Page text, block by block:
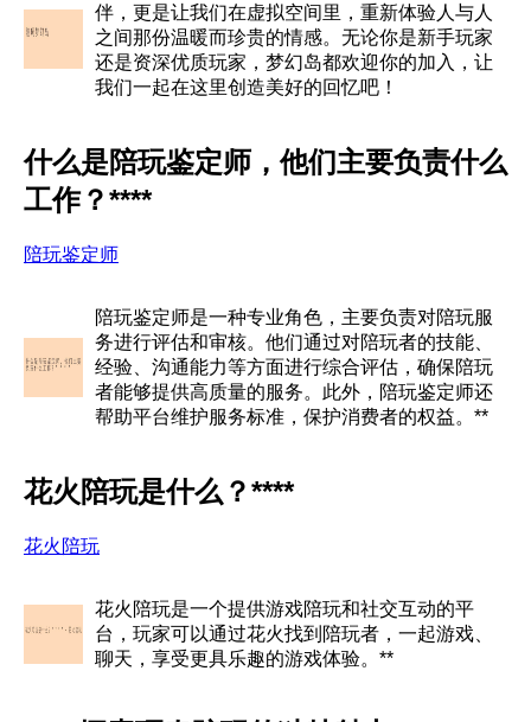
伴，更是让我们在虚拟空间里，重新体验人与人
之间那份温暖而珍贵的情感。无论你是新手玩家
还是资深优质玩家，梦幻岛都欢迎你的加入，让
我们一起在这里创造美好的回忆吧！
什么是陪玩鉴定师，他们主要负责什么
工作？****
陪玩鉴定师
陪玩鉴定师是一种专业角色，主要负责对陪玩服
务进行评估和审核。他们通过对陪玩者的技能、
经验、沟通能力等方面进行综合评估，确保陪玩
者能够提供高质量的服务。此外，陪玩鉴定师还
帮助平台维护服务标准，保护消费者的权益。**
花火陪玩是什么？****
花火陪玩
花火陪玩是一个提供游戏陪玩和社交互动的平
台，玩家可以通过花火找到陪玩者，一起游戏、
聊天，享受更具乐趣的游戏体验。**